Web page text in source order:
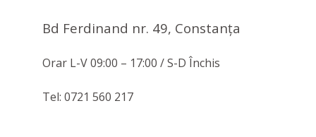
Bd Ferdinand nr. 49, Constanţa
Orar L-V 09:00 – 17:00 / S-D Închis
Tel: 0721 560 217